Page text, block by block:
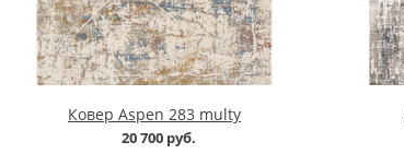
Ковер Aspen 283 multy
20 700 руб.